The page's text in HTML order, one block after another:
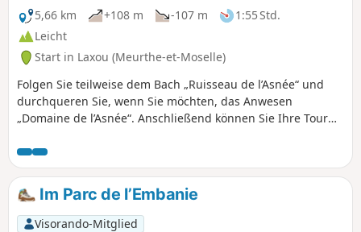
5,66 km
+108 m -107 m
1:55 Std.
Leicht
Start in Laxou (Meurthe-et-Moselle)
Folgen Sie teilweise dem Bach „Ruisseau de l’Asnée“ und
durchqueren Sie, wenn Sie möchten, das Anwesen
„Domaine de l’Asnée“. Anschließend können Sie Ihre Tour
das Dorf Laxou führen, Gärten und Gemüsegärten
entdecken.
Im Parc de l’Embanie
Visorando-Mitglied